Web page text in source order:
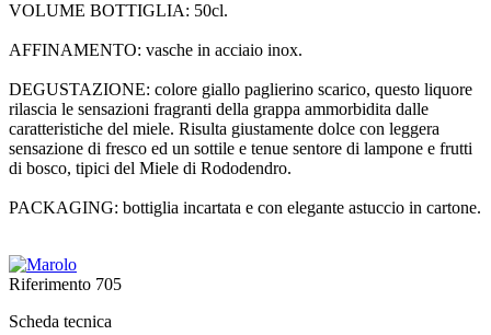
VOLUME BOTTIGLIA: 50cl.
AFFINAMENTO: vasche in acciaio inox.
DEGUSTAZIONE: colore giallo paglierino scarico, questo liquore
rilascia le sensazioni fragranti della grappa ammorbidita dalle
caratteristiche del miele. Risulta giustamente dolce con leggera
sensazione di fresco ed un sottile e tenue sentore di lampone e frutti
di bosco, tipici del Miele di Rododendro.
PACKAGING: bottiglia incartata e con elegante astuccio in cartone.
Riferimento 705
Scheda tecnica